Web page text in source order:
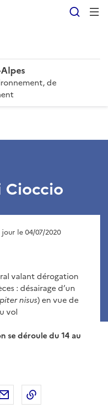
de
Cioccio
jour le 04/07/2020
valant dérogation
: désairage d’un
nisus) en vue de
vol
se déroule du 14 au
X sur LinkedIn
Partager par email